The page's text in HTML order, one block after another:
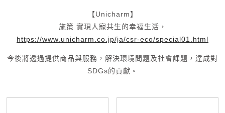
【Unicharm】
施策 實現人寵共生的幸福生活，
https://www.unicharm.co.jp/ja/csr-eco/special01.html
今後將透過提供商品與服務， 解決環境問題及社會課題，達成對
SDGs的貢獻。